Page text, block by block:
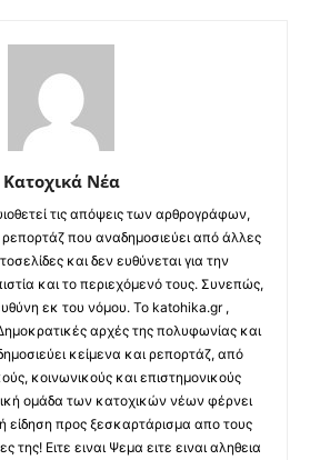
Κατοχικά Νέα
τις απόψεις των αρθρογράφων,
ρεπορτάζ που αναδημοσιεύει από άλλες
και δεν ευθύνεται για την
και το περιεχόμενό τους. Συνεπώς,
εκ του νόμου. Το katohika.gr ,
αρχές της πολυφωνίας και
κείμενα και ρεπορτάζ, από
κοινωνικούς και επιστημονικούς
ομάδα των κατοχικών νέων φέρνει
είδηση προς ξεσκαρτάρισμα απο τους
Ειτε ειναι Ψεμα ειτε ειναι αληθεια